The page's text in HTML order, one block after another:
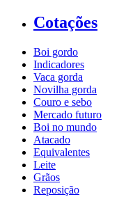
Cotações
Boi gordo
Indicadores
Vaca gorda
Novilha gorda
Couro e sebo
Mercado futuro
Boi no mundo
Atacado
Equivalentes
Leite
Grãos
Reposição